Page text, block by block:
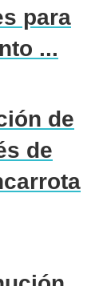
para
...
de
de